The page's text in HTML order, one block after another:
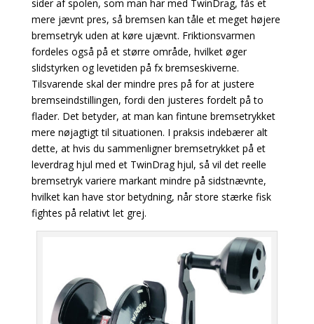
sider af spolen, som man har med TwinDrag, fås et
mere jævnt pres, så bremsen kan tåle et meget højere
bremsetryk uden at køre ujævnt. Friktionsvarmen
fordeles også på et større område, hvilket øger
slidstyrken og levetiden på fx bremseskiverne.
Tilsvarende skal der mindre pres på for at justere
bremseindstillingen, fordi den justeres fordelt på to
flader. Det betyder, at man kan fintune bremsetrykket
mere nøjagtigt til situationen. I praksis indebærer alt
dette, at hvis du sammenligner bremsetrykket på et
leverdrag hjul med et TwinDrag hjul, så vil det reelle
bremsetryk variere markant mindre på sidstnævnte,
hvilket kan have stor betydning, når store stærke fisk
fightes på relativt let grej.